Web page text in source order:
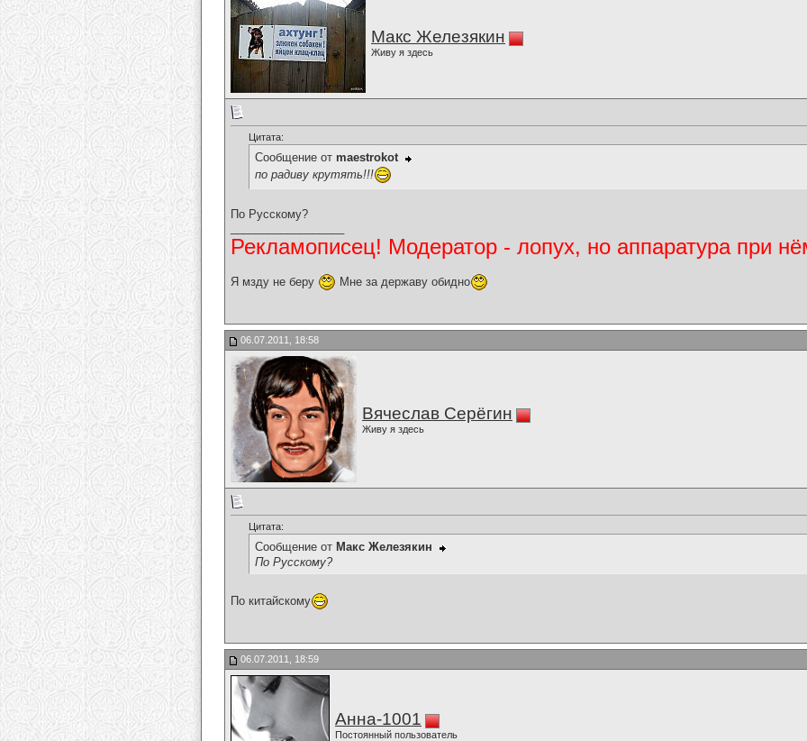
Макс Железякин
Живу я здесь
Цитата:
Сообщение от maestrokot
по радиву крутять!!!
По Русскому?
Рекламописец! Модератор - лопух, но аппаратура при
Я мзду не беру Мне за державу обидно
06.07.2011, 18:58
Вячеслав Серёгин
Живу я здесь
Цитата:
Сообщение от Макс Железякин
По Русскому?
По китайскому
06.07.2011, 18:59
Анна-1001
Постоянный пользователь